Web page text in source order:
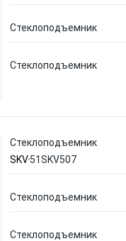
Стеклоподъемник
Стеклоподъемник
Стеклоподъемник
SKV51SKV507
Стеклоподъемник
Стеклоподъемник